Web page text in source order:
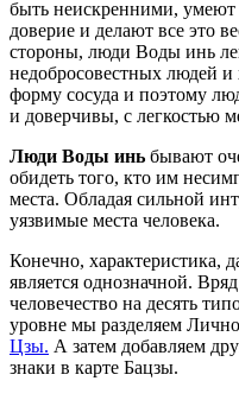
быть неискренними, умеют
доверие и делают все это
стороны, люди Воды инь
недобросовестных людей
форму сосуда и поэтому
и доверчивы, с легкостью
Люди Воды инь бывают
обидеть того, кто им
места. Обладая сильной
уязвимые места человека.
Конечно, характеристика,
является однозначной.
человечество на десять
уровне мы разделяем
Цзы. А затем добавляем
знаки в карте Бацзы.